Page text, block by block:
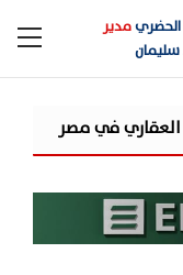
مدير
شركة «AIG» تتعاون مع «CSCEC الصينية» بمشروع «AI Tower» بأعلى المعايير العالمية